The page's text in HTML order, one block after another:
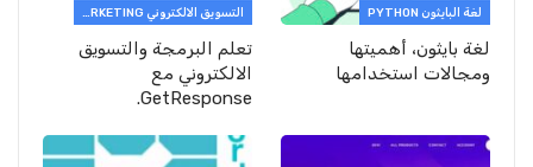
لغة البايثون PYTHON
لغة بايثون، أهميتها
ومجالات استخدامها
التسويق الالكتروني E-MARKETING
تعلم البرمجة والتسويق
الالكتروني مع
GetResponse.